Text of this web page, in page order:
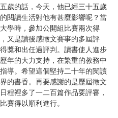
歲的話，今天，他已經三十五歲
閱讀生活對他有甚麼影響呢？當
學時，參加公開組比賽兩次得
又是讀後感徵文賽事的多屆評
獎和出任過評判。讀書使人進步
年的大力支持，在繁重的教務中
導。希望這個堅持二十年的閱讀
的書香。再要感謝的是歷屆徵文
程裡多了一二百篇作品要評審，
賽得以順利進行。